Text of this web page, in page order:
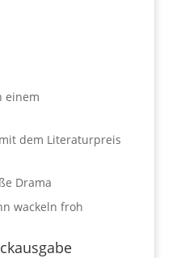
einem
dem Literaturpreis
Drama
wackeln froh